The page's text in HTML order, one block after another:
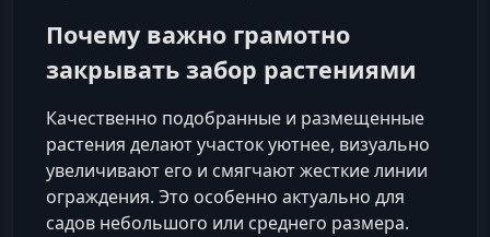
Почему важно грамотно
закрывать забор растениями
Качественно подобранные и размещенные
растения делают участок уютнее, визуально
увеличивают его и смягчают жесткие линии
ограждения. Это особенно актуально для
садов небольшого или среднего размера.